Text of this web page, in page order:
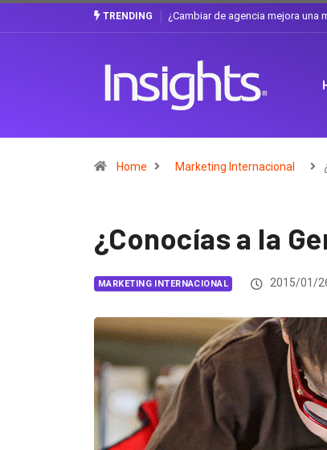
TRENDING Gabriela Herrera y el arte de
Home Marketing Internacional
¿Conocías a la
MARKETING INTERNACIONAL 2015/01/